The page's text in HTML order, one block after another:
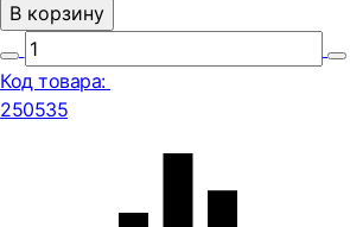
В корзину
Код товара:
250535